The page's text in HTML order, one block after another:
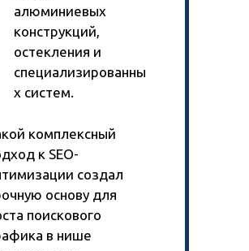
алюминиевых
конструкций,
остекления и
специализированны
х систем.
комплексный
к SEO-
создал
основу для
поискового
в нише